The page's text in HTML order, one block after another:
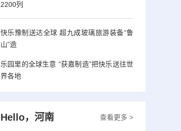
2200列
快乐豫制送达全球 超九成玻璃旅游装备“鲁
山”造
乐园里的全球生意 “获嘉制造”把快乐送往世
界各地
查看更多 >
Hello，河南